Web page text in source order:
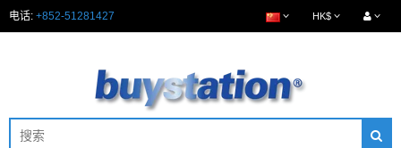
电话: +852-51281427 HK$